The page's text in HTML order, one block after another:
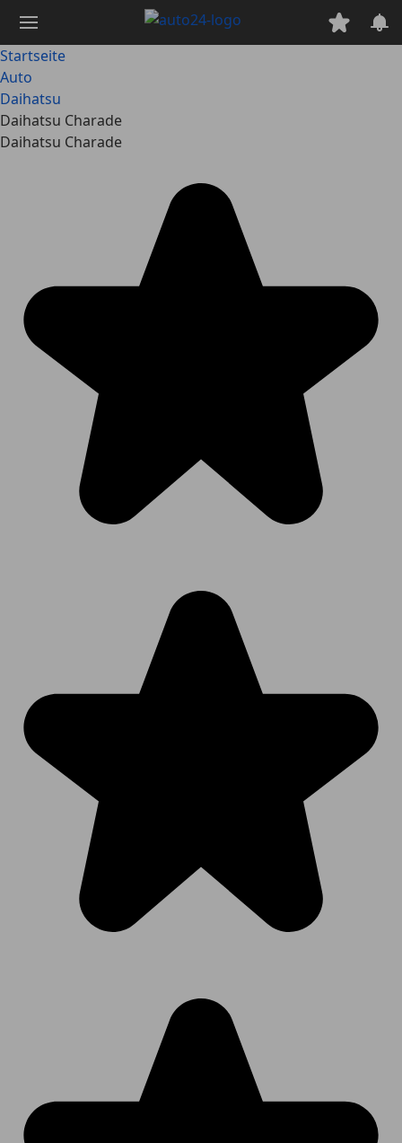
Hauptinhalt
springen
Startseite
Auto
Daihatsu
Daihatsu Charade
Daihatsu Charade